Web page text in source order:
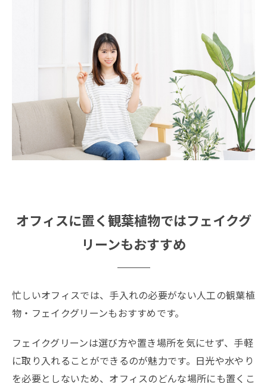
オフィスに置く観葉植物ではフェイクグ
リーンもおすすめ
忙しいオフィスでは、手入れの必要がない人工の観葉植
物・フェイクグリーンもおすすめです。
フェイクグリーンは選び方や置き場所を気にせず、手軽
に取り入れることができるのが魅力です。日光や水やり
を必要としないため、オフィスのどんな場所にも置くこ